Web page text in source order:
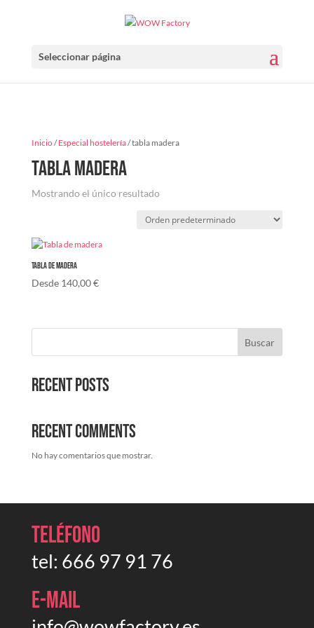
Seleccionar página
Inicio/Especial hostelería/ tabla madera
tabla madera
Mostrando el único resultado
Tabla de madera
Desde 140,00€
Buscar
Recent Posts
Recent Comments
No hay comentarios que mostrar.
Teléfono
tel: 666 97 91 76
E-mail